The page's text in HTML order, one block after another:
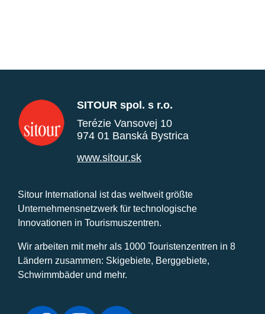
SITOUR spol. s r.o.
Terézie Vansovej 10
974 01 Banská Bystrica
www.sitour.sk
Sitour International ist das weltweit größte
Unternehmensnetzwerk für technologische
Innovationen in Tourismuszentren.
Wir arbeiten mit mehr als 1000 Touristenzentren in 8
Ländern zusammen: Skigebiete, Berggebiete,
Schwimmbäder und mehr.